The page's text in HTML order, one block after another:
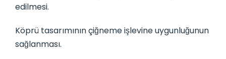
edilmesi.
Köprü tasarımının çiğneme işlevine uygunluğunun
sağlanması.